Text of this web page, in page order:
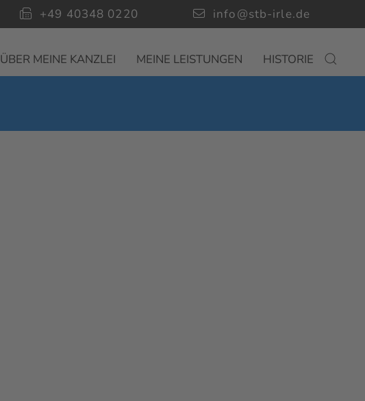
+49 40348 0220 info@stb-irle.de
ÜBER MEINE KANZLEI MEINE LEISTUNGEN HISTORIE